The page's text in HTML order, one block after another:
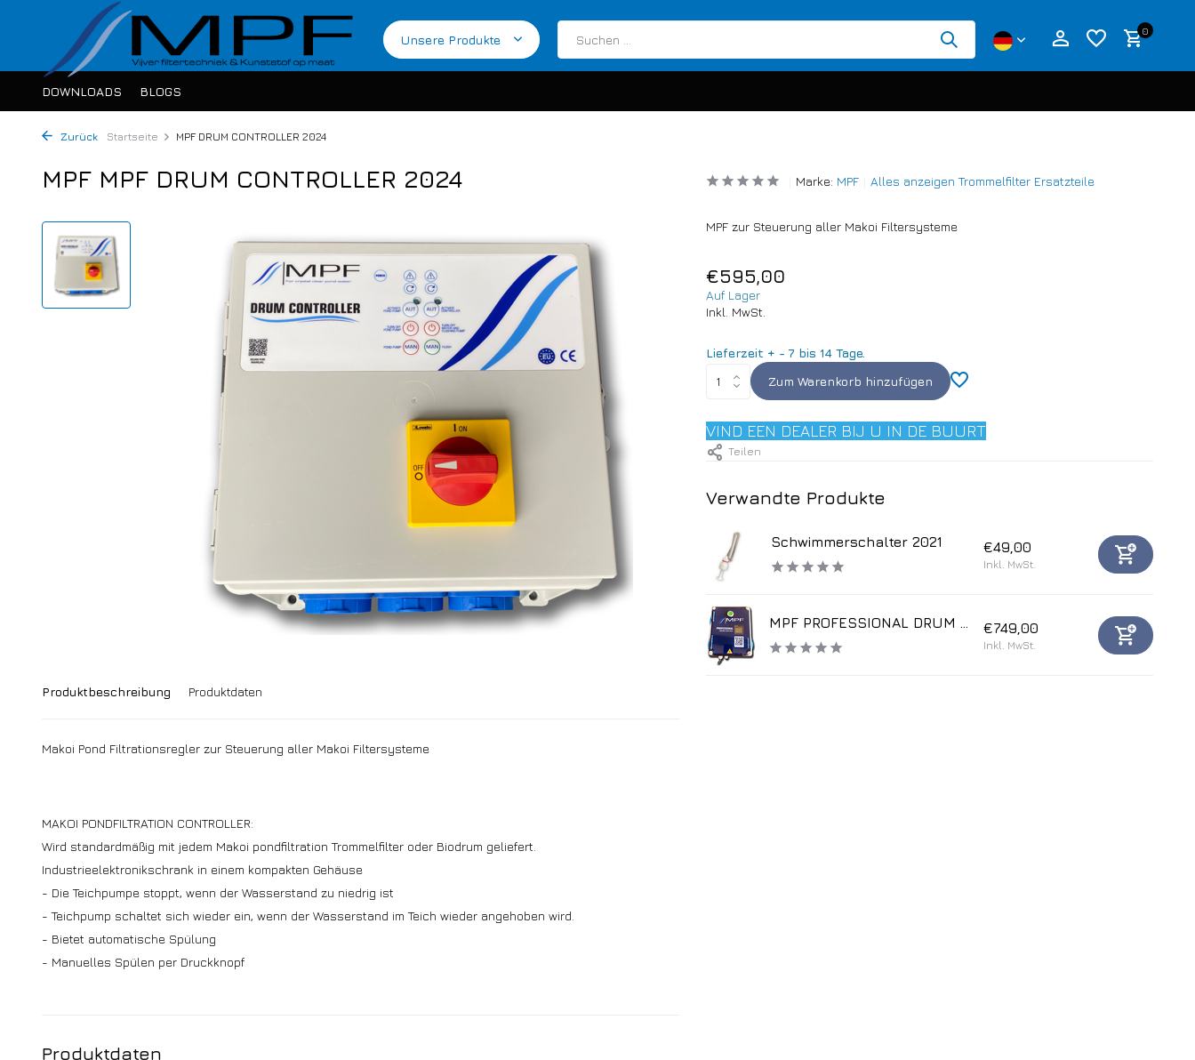
Unsere Produkte
0
DOWNLOADS BLOGS
Zurück Startseite MPF DRUM CONTROLLER 2024
MPF MPF DRUM CONTROLLER 2024
Produktbeschreibung Produktdaten
Makoi Pond Filtrationsregler zur Steuerung aller Makoi Filtersysteme
MAKOI PONDFILTRATION CONTROLLER:
Wird standardmäßig mit jedem Makoi pondfiltration Trommelfilter oder Biodrum geliefert.
Industrieelektronikschrank in einem kompakten Gehäuse
- Die Teichpumpe stoppt, wenn der Wasserstand zu niedrig ist
- Teichpump schaltet sich wieder ein, wenn der Wasserstand im Teich wieder angehoben wird.
- Bietet automatische Spülung
- Manuelles Spülen per Druckknopf
Produktdaten
Marke: MPF Alles anzeigen Trommelfilter Ersatzteile
MPF zur Steuerung aller Makoi Filtersysteme
€595,00
Auf Lager
Inkl. MwSt.
Lieferzeit + - 7 bis 14 Tage.
Zum Warenkorb hinzufügen
VIND EEN DEALER BIJ U IN DE BUURT
Teilen
Verwandte Produkte
Schwimmerschalter 2021 €49,00
Inkl. MwSt.
MPF PROFESSIONAL DRUM ... €749,00
Inkl. MwSt.